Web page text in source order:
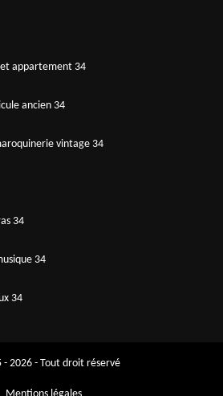
appartement 34
ancien 34
vintage 34
34
34
34
2026 - Tout droit réservé